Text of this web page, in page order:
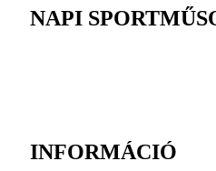
NAPI
INFORMÁCIÓ